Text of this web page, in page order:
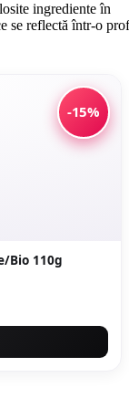
ingrediente în
se reflectă într-o
-15%
Bio 110g